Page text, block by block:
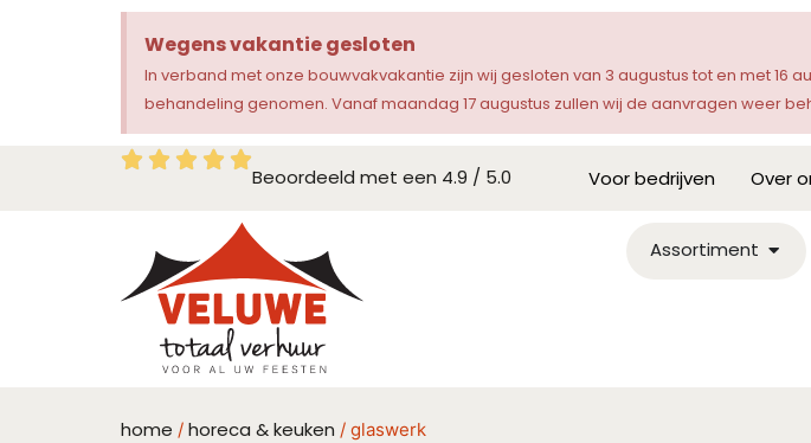
Wegens vakantie gesloten
In verband met onze bouwvakvakantie zijn wij gesloten van 3 augustus tot en met
behandeling genomen. Vanaf maandag 17 augustus zullen wij de aanvragen weer
Beoordeeld met een 4.9 / 5.0 Voor bedrijven Over
Assortiment
home / horeca & keuken / glaswerk